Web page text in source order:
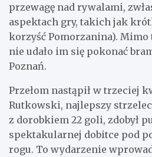
przewagę nad rywalami,
aspektach gry, takich jak
korzyść Pomorzanina). Mimo
nie udało im się pokonać
Poznań.
Przełom nastąpił w trzeciej
Rutkowski, najlepszy
z dorobkiem 22 goli, zdobył
spektakularnej dobitce pod
rogu. To wydarzenie